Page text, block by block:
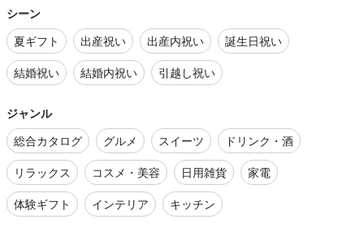
シーン
夏ギフト
出産祝い 出産内祝い
誕生日祝い
結婚祝い
結婚内祝い 引越し祝い
ジャンル
総合カタログ
グルメ スイーツ
ドリンク・酒
リラックス
コスメ・美容 日用雑貨
家電
体験ギフト
インテリア キッチン